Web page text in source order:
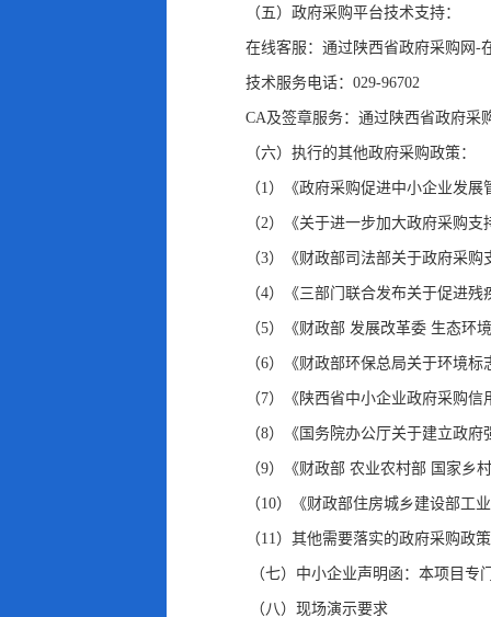
（五）政府采购平台技术支持：
在线客服：通过陕西省政府采购网-
技术服务电话：029-96702
CA及签章服务：通过陕西省政府采
（六）执行的其他政府采购政策：
（1）《政府采购促进中小企业发
（2）《关于进一步加大政府采购
（3）《财政部司法部关于政府采
（4）《三部门联合发布关于促进
（5）《财政部 发展改革委 生态环
（6）《财政部环保总局关于环境
（7）《陕西省中小企业政府采购
（8）《国务院办公厅关于建立政
（9）《财政部 农业农村部 国家乡
（10）《财政部住房城乡建设部工
（11）其他需要落实的政府采购政策
（七）中小企业声明函：本项目专
（八）现场演示要求